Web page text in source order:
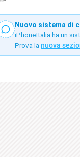
Nuovo sistema di
iPhoneItalia ha un
Prova la nuova